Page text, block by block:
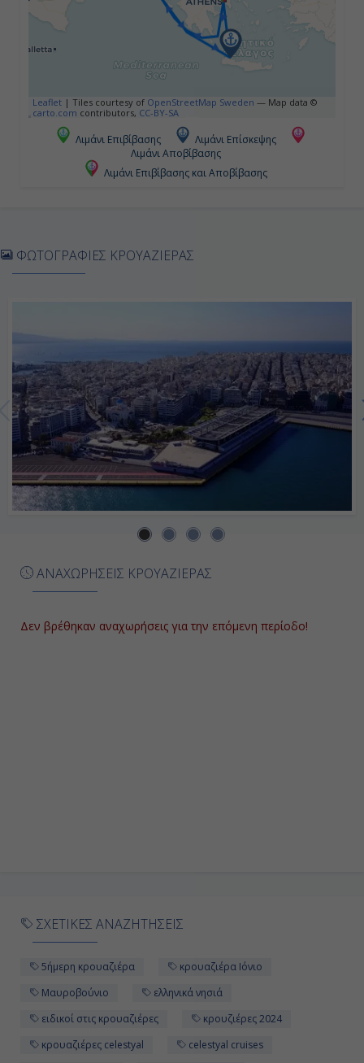
Ημέρα 5η
Χανιά, Ελλάδα
20:30
Leaflet | Tiles courtesy of OpenStreetMap Sweden — Map data ©
carto.com contributors, CC-BY-SA
Λιμάνι Επιβίβασης
Λιμάνι Επίσκεψης
Λιμάνι Αποβίβασης
Λιμάνι Επιβίβασης και Αποβίβασης
ΑΝΑΧΩΡΗΣΕΙΣ ΚΡΟΥΑΖΙΕΡΑΣ
Δεν βρέθηκαν αναχωρήσεις για την επόμενη περίοδο!
ΦΩΤΟΓΡΑΦΙΕΣ ΚΡΟΥΑΖΙΕΡΑΣ
ΣΧΕΤΙΚΕΣ ΑΝΑΖΗΤΗΣΕΙΣ
5ήμερη κρουαζιέρα
κρουαζιέρα Ιόνιο
Μαυροβούνιο
ελληνικά νησιά
ειδικοί στις κρουαζιέρες
κρουζιέρες 2024
κρουαζιέρες celestyal
celestyal cruises